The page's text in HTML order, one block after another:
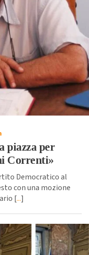
piazza per
Correnti»
Democratico al
con una mozione
[...]